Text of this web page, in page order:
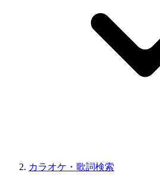
カラオケ・歌詞検索